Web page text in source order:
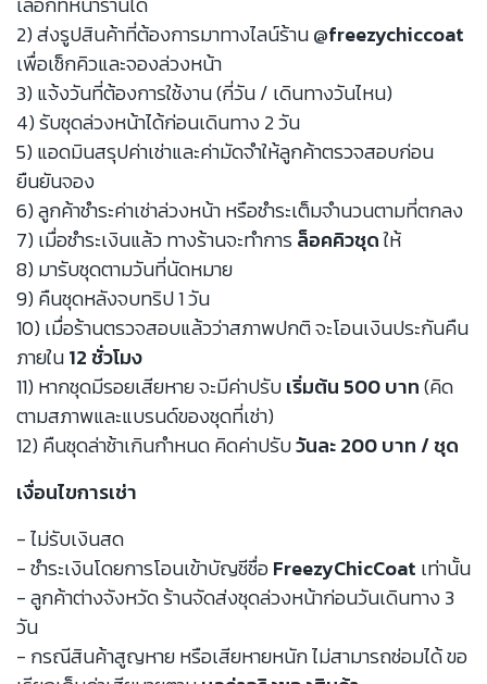
2) ส่งรูปสินค้าที่ต้องการมาทางไลน์ร้าน@freezychiccoat
เพื่อเช็กคิวและจองล่วงหน้า
3) แจ้งวันที่ต้องการใช้งาน (กี่วัน / เดินทางวันไหน)
4) รับชุดล่วงหน้าได้ก่อนเดินทาง 2 วัน
5) แอดมินสรุปค่าเช่าและค่ามัดจำให้ลูกค้าตรวจสอบก่อน
ยืนยันจอง
6) ลูกค้าชำระค่าเช่าล่วงหน้า หรือชำระเต็มจำนวนตามที่ตกลง
7) เมื่อชำระเงินแล้ว ทางร้านจะทำการล็อคคิวชุดให้
8) มารับชุดตามวันที่นัดหมาย
9) คืนชุดหลังจบทริป 1 วัน
10) เมื่อร้านตรวจสอบแล้วว่าสภาพปกติ จะโอนเงินประกันคืน
ภายใน12 ชั่วโมง
11) หากชุดมีรอยเสียหาย จะมีค่าปรับเริ่มต้น 500 บาท(คิด
ตามสภาพและแบรนด์ของชุดที่เช่า)
12) คืนชุดล่าช้าเกินกำหนด คิดค่าปรับวันละ 200 บาท / ชุด
เงื่อนไขการเช่า
- ไม่รับเงินสด
- ชำระเงินโดยการโอนเข้าบัญชีชื่อFreezyChicCoat เท่านั้น
- ลูกค้าต่างจังหวัด ร้านจัดส่งชุดล่วงหน้าก่อนวันเดินทาง 3
วัน
- กรณีสินค้าสูญหาย หรือเสียหายหนัก ไม่สามารถซ่อมได้ ขอ